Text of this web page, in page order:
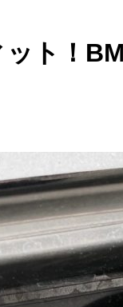
ト！